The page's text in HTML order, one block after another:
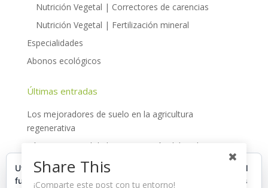
Nutrición Vegetal | Correctores de carencias
Nutrición Vegetal | Fertilización mineral
Especialidades
Abonos ecológicos
Últimas entradas
Los mejoradores de suelo en la agricultura
regenerativa
Día internacional de la conservación del suelo
Cultivo del arándano en Huelva
La agricultura regenerativa: fundamentos, situación y
Share This
¡Comparte este post con tu entorno!
Utilizamos cookies propias y de terceros para garantizar el
funcionamiento de la web, medir su uso y mejorar nuestros